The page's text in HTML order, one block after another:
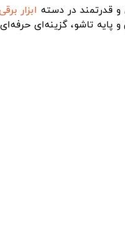
ابزار
برش و پایه تاشو، گزینه‌ای